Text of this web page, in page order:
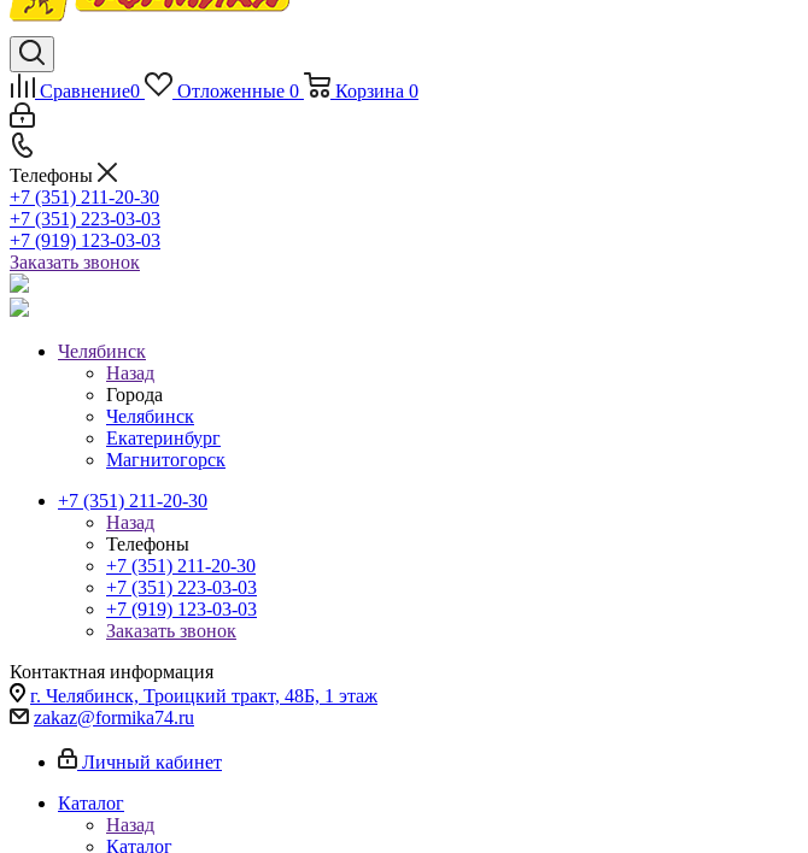
Сравнение0 Отложенные 0 Корзина 0
Телефоны
+7 (351) 211-20-30
+7 (351) 223-03-03
+7 (919) 123-03-03
Заказать звонок
Челябинск
Назад
Города
Челябинск
Екатеринбург
Магнитогорск
+7 (351) 211-20-30
Назад
Телефоны
+7 (351) 211-20-30
+7 (351) 223-03-03
+7 (919) 123-03-03
Заказать звонок
Контактная информация
г. Челябинск, Троицкий тракт, 48Б, 1 этаж
zakaz@formika74.ru
Личный кабинет
Каталог
Назад
Каталог